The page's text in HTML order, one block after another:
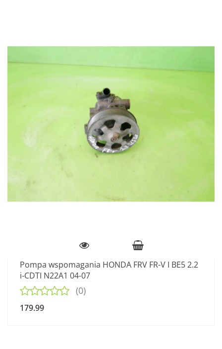
Pompa wspomagania HONDA FRV FR-V I BE5 2.2
i-CDTI N22A1 04-07
(0)
179.99